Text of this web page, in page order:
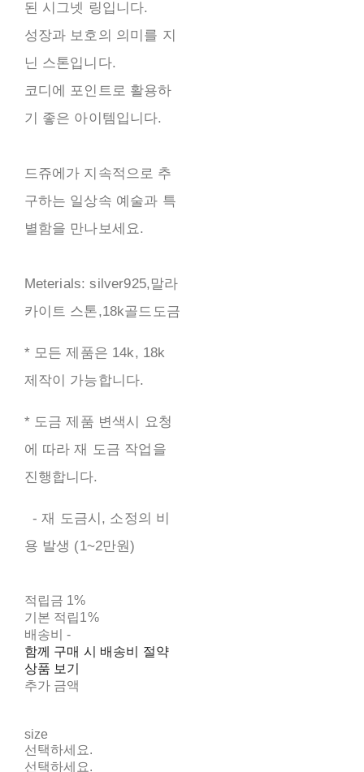
된 시그넷 링입니다.
성장과 보호의 의미를 지
닌 스톤입니다.
코디에 포인트로 활용하
기 좋은 아이템입니다.
드쥬에가 지속적으로 추
구하는 일상속 예술과 특
별함을 만나보세요.
Meterials: silver925,말라
카이트 스톤,18k골드도금
* 모든 제품은 14k, 18k
제작이 가능합니다.
* 도금 제품 변색시 요청
에 따라 재 도금 작업을
진행합니다.
- 재 도금시, 소정의 비
용 발생 (1~2만원)
적립금 1%
기본 적립1%
배송비-
함께 구매 시 배송비 절약
상품 보기
추가 금액
size
선택하세요.
선택하세요.